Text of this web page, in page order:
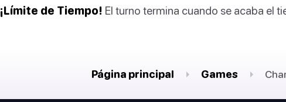
¡Límite de Tiempo! El turno termina cuando se acaba el
Página principal Games